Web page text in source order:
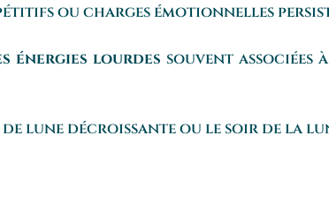
ou charges émotionnelles
énergies lourdes souvent associées
lune décroissante ou le soir de la